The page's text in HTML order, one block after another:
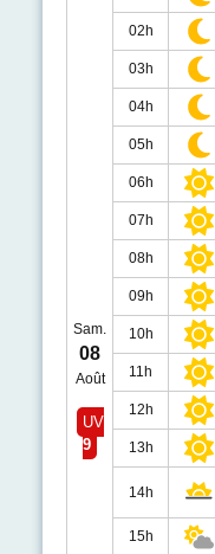
Sam.
08
Août
UV
9
02h
03h
04h
05h
06h
07h
08h
09h
10h
11h
12h
13h
14h
15h